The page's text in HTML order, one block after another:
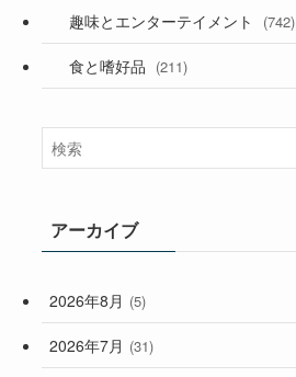
(53)
(181)
(394)
(282)
(33)
(248)
趣味とエンターテイメント (742)
(56)
食と嗜好品 (211)
アーカイブ
2026年8月 (5)
2026年7月 (31)